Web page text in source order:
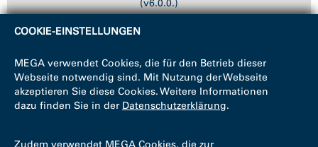
(v6.0.0.)
COOKIE-EINSTELLUNGEN
MEGA verwendet Cookies, die für den Betrieb dieser
Webseite notwendig sind. Mit Nutzung der Webseite
akzeptieren Sie diese Cookies. Weitere Informationen
dazu finden Sie in der Datenschutzerklärung.
Zudem verwendet MEGA Cookies, die zur